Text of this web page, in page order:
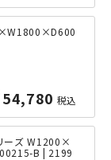
54,780 税込
ーズ W1200×
B | 2199